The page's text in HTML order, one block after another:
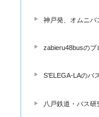
神戸発、オムニバ
zabieru48busのブ
S'ELEGA-LAのバ
八戸鉄道・バス研